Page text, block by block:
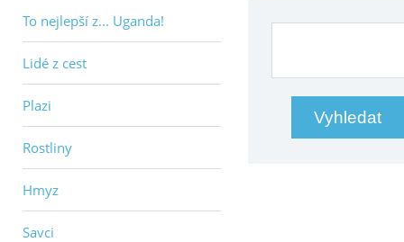
To nejlepší z... Uganda!
Lidé z cest
Plazi
Rostliny
Hmyz
Savci